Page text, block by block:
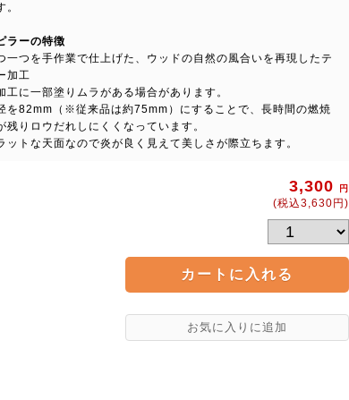
ラーの特徴
一つを手作業で仕上げた、ウッドの自然の風合いを再現したテ
加工
に一部塗りムラがある場合があります。
を82mm（※従来品は約75mm）にすることで、長時間の燃焼
残りロウだれしにくくなっています。
ットな天面なので炎が良く見えて美しさが際立ちます。
3,300 円
(税込3,630円)